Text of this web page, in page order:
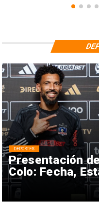
Presentación
Colo: Fecha,
DEPORTES